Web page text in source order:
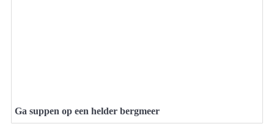
Ga suppen op een helder bergmeer